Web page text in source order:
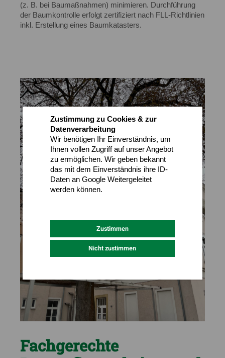
(z. B. bei Baumaßnahmen) minimieren. Durchführung
der Baumkontrolle erfolgt zertifiziert nach FLL-Richtlinien
inkl. Erstellung eines Baumkatasters.
Fachgerechte
Zustimmung zu Cookies & zur
Datenverarbeitung
Wir benötigen Ihr Einverständnis, um
Ihnen vollen Zugriff auf unser Angebot
zu ermöglichen. Wir geben bekannt
das mit dem Einverständnis ihre ID-
Daten an Google Weitergeleitet
werden können.
Zustimmen
Nicht zustimmen